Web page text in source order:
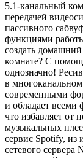
5.1-канальный
передачей
пассивного
функциями
создать
комнате? С
однозначно!
в
современными
и обладает всеми
что избавляет от
музыкальных
сервис Spotify, из
сетевого сервера